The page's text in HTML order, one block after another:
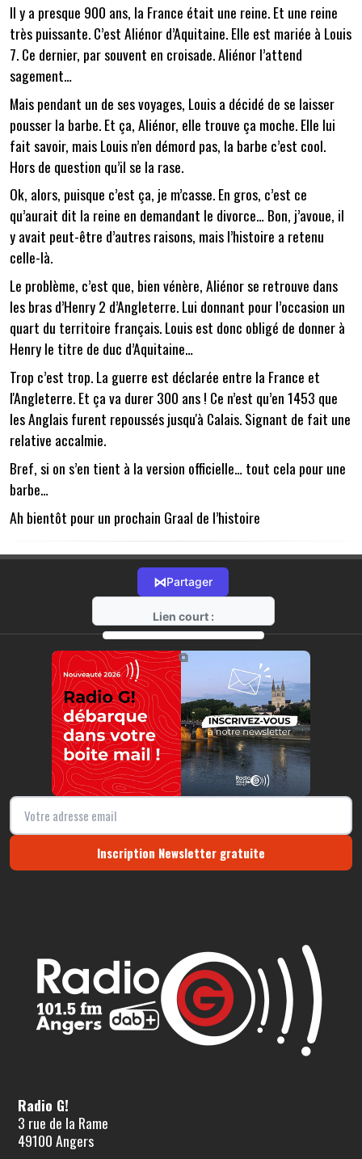
Il y a presque 900 ans, la France était une reine. Et une reine
très puissante. C’est Aliénor d’Aquitaine. Elle est mariée à Louis
7. Ce dernier, par souvent en croisade. Aliénor l’attend
sagement…
Mais pendant un de ses voyages, Louis a décidé de se laisser
pousser la barbe. Et ça, Aliénor, elle trouve ça moche. Elle lui
fait savoir, mais Louis n’en démord pas, la barbe c’est cool.
Hors de question qu’il se la rase.
Ok, alors, puisque c’est ça, je m’casse. En gros, c’est ce
qu’aurait dit la reine en demandant le divorce… Bon, j’avoue, il
y avait peut-être d’autres raisons, mais l’histoire a retenu
celle-là.
Le problème, c’est que, bien vénère, Aliénor se retrouve dans
les bras d’Henry 2 d’Angleterre. Lui donnant pour l’occasion un
quart du territoire français. Louis est donc obligé de donner à
Henry le titre de duc d’Aquitaine…
Trop c’est trop. La guerre est déclarée entre la France et
l'Angleterre. Et ça va durer 300 ans ! Ce n’est qu’en 1453 que
les Anglais furent repoussés jusqu'à Calais. Signant de fait une
relative accalmie.
Bref, si on s’en tient à la version officielle… tout cela pour une
barbe…
Ah bientôt pour un prochain Graal de l’histoire
⋈Partager
Lien court :
https://radio-g.fr?15114
⧉
Inscription Newsletter gratuite
Radio G!
3 rue de la Rame
49100 Angers